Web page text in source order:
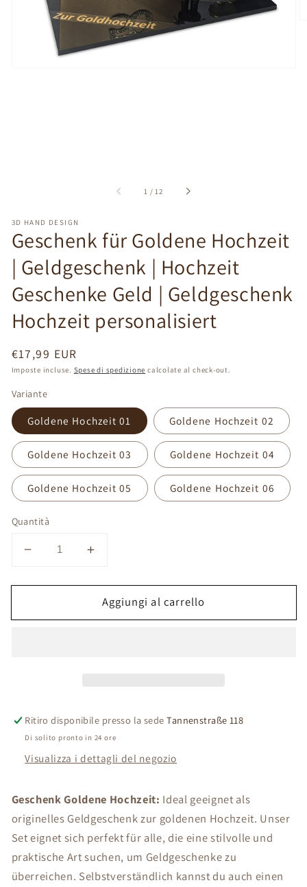
modalità
galleria
1 /di
12
3D HAND DESIGN
Geschenk für Goldene Hochzeit
| Geldgeschenk | Hochzeit
Geschenke Geld | Geldgeschenk
Hochzeit personalisiert
Prezzo
di
listino
€17,99 EUR
Imposte incluse. Spese di spedizione calcolate al check-out.
Variante
Goldene Hochzeit 01 Goldene Hochzeit 02
Goldene Hochzeit 03 Goldene Hochzeit 04
Goldene Hochzeit 05 Goldene Hochzeit 06
Quantità
Diminuisci
per
für
Hochzeit
Geschenke
|
Hochzeit
personalisiert
Aumenta
per
Geschenk
für
Hochzeit
Geschenke
|
Hochzeit
personalisiert
Aggiungi al carrello
Ritiro disponibile presso la sedeTannenstraße 118
Di solito pronto in 24 ore
Visualizza i dettagli del negozio
Geschenk Goldene Hochzeit: Ideal geeignet als
originelles Geldgeschenk zur goldenen Hochzeit. Unser
Set eignet sich perfekt für alle, die eine stilvolle und
praktische Art suchen, um Geldgeschenke zu
überreichen. Selbstverständlich kannst du auch einen